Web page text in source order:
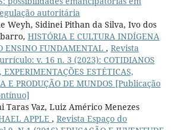
autoritária
Weyh, Sidinei Pithan da Silva, Ivo dos
HISTÓRIA E CULTURA INDÍGENA
ENSINO FUNDAMENTAL , Revista
v. 16 n. 3 (2023): COTIDIANOS
EXPERIMENTAÇÕES ESTÉTICAS,
E PRODUÇÃO DE MUNDOS [Publicação
Taras Vaz, Luiz Américo Menezes
APPLE , Revista Espaço do